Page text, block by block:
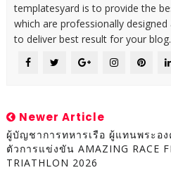
templatesyard is to provide the
which are professionally
to deliver best result for your blog.
Newer Article
ผู้บัญชาการทหารเรือ ผู้แทนพระอ
ตัวการแข่งขัน AMAZING RACE
TRIATHLON 2026